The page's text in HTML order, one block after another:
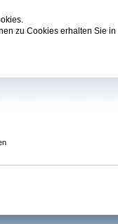
zu Cookies erhalten Sie